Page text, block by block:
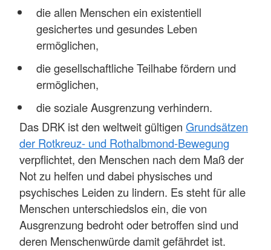
die allen Menschen ein existentiell
gesichertes und gesundes Leben
ermöglichen,
die gesellschaftliche Teilhabe fördern und
ermöglichen,
die soziale Ausgrenzung verhindern.
Das DRK ist den weltweit gültigen Grundsätzen
der Rotkreuz- und Rothalbmond-Bewegung
verpflichtet, den Menschen nach dem Maß der
Not zu helfen und dabei physisches und
psychisches Leiden zu lindern. Es steht für alle
Menschen unterschiedslos ein, die von
Ausgrenzung bedroht oder betroffen sind und
deren Menschenwürde damit gefährdet ist.